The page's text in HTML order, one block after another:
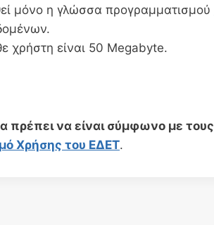
μόνο η γλώσσα προγραμματισμού
χρήστη είναι 50 Megabyte.
πρέπει να είναι σύμφωνο με τους
Χρήσης του ΕΔΕΤ.